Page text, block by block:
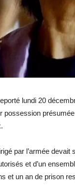
lundi 20
possession
par l’armée
et d’un
et un an de prison